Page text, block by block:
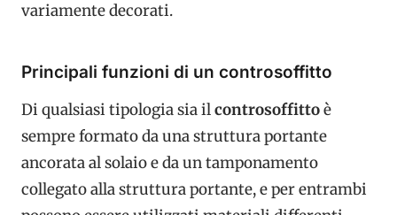
variamente decorati.
Principali funzioni di un controsoffitto
Di qualsiasi tipologia sia ilcontrosoffittoè
sempre formato da una struttura portante
ancorata al solaio e da un tamponamento
collegato alla struttura portante, e per entrambi